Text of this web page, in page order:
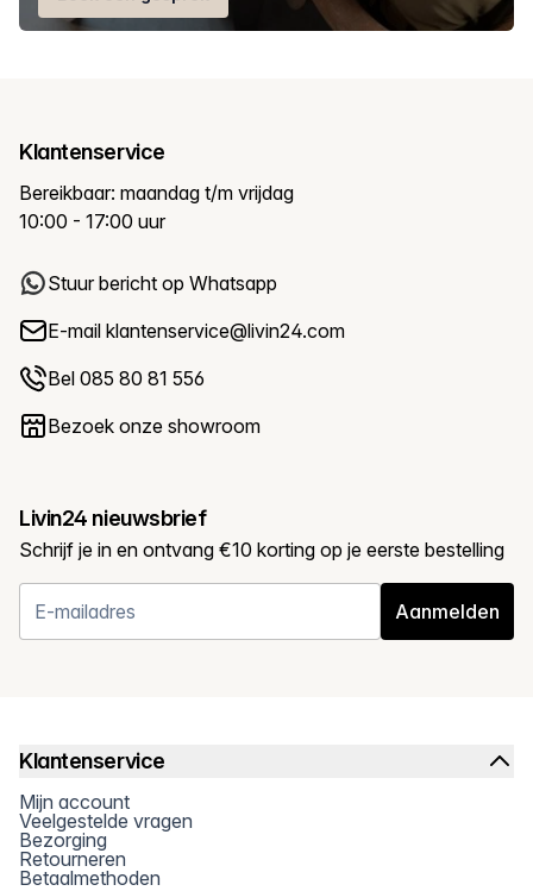
Klantenservice
Bereikbaar: maandag t/m vrijdag
10:00 - 17:00 uur
Stuur bericht op Whatsapp
E-mail klantenservice@livin24.com
Bel 085 80 81 556
Bezoek onze showroom
Livin24 nieuwsbrief
Schrijf je in en ontvang €10 korting op je eerste bestelling
Aanmelden
Klantenservice
Mijn account
Veelgestelde vragen
Bezorging
Retourneren
Betaalmethoden